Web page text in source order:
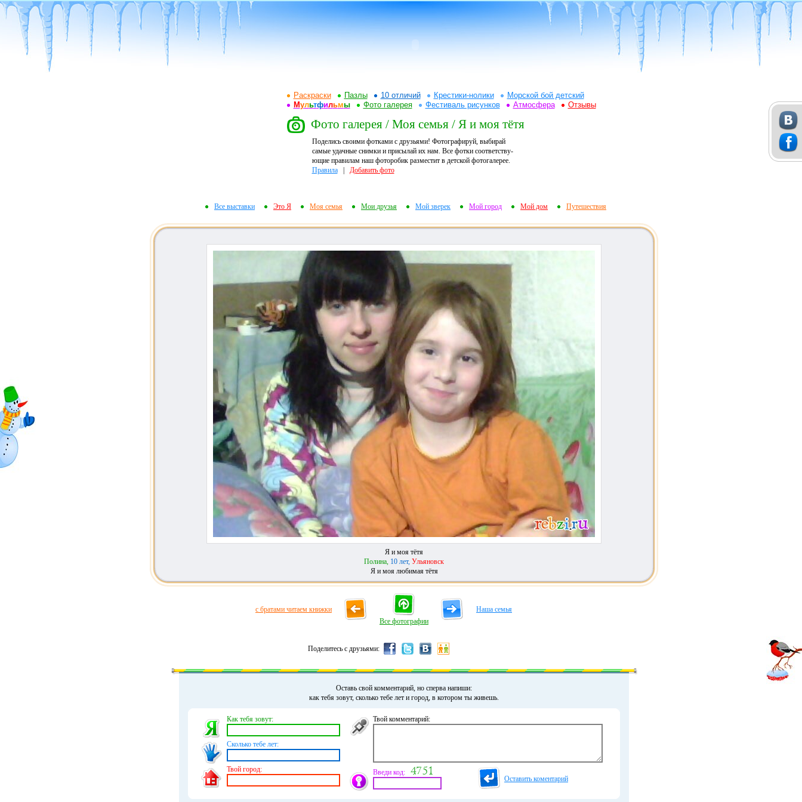
Раскраски Пазлы 10 отличий Крестики-нолики
Морской бой детский
Мультфильмы Фото галерея Фестиваль рисунков Атмосфера Отзывы
Фото галерея / Моя семья / Я и моя тётя
Поделись своими фотками с друзьями! Фотографируй, выбирай
самые удачные снимки и присылай их нам. Все фотки соответству-
ющие правилам наш фоторобик разместит в детской фотогалерее.
Правила| Добавить фото
Все выставки Это Я Моя семья Мои друзья Мой зверек Мой город Мой дом Путешествия
Я и моя тётя
Полина, 10 лет, Ульяновск
Я и моя любимая тётя
с братами читаем книжки
Все фотографии
Наша семья
Поделитесь с друзьями:
Оставь свой комментарий, но сперва напиши:
как тебя зовут, сколько тебе лет и город, в котором ты живешь.
Как тебя зовут:
Сколько тебе лет:
Твой город:
Твой комментарий:
Введи код:
Оставить коментарий